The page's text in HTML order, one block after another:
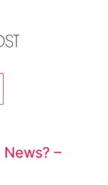
–